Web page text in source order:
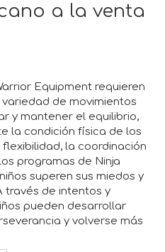
a la venta
Equipment requieren
de movimientos
y mantener el equilibrio,
la condición física de los
la coordinación
programas de Ninja
superen sus miedos y
través de intentos y
pueden desarrollar
y volverse más